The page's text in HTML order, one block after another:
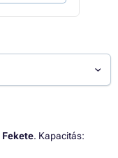
Fekete. Kapacitás: